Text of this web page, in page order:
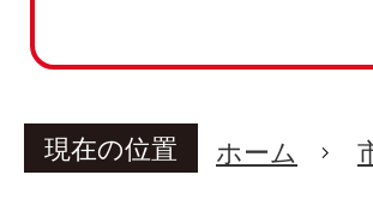
現在の位置 ホーム